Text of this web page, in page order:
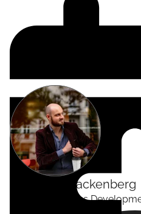
Tackenberg
Head of Business